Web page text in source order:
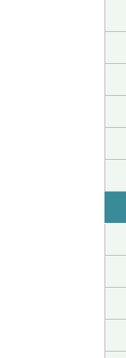
谢
去
感
下次
谢
植
谢
日